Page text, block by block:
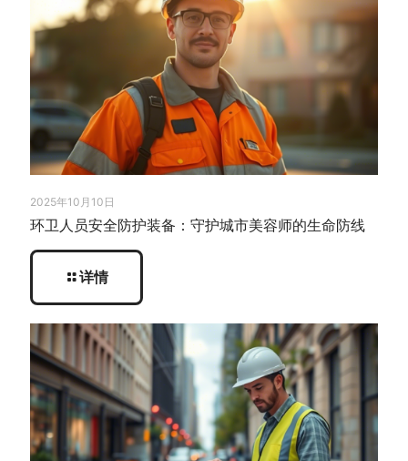
2025年10月10日
环卫人员安全防护装备：守护城市美容师的生命防线
详情